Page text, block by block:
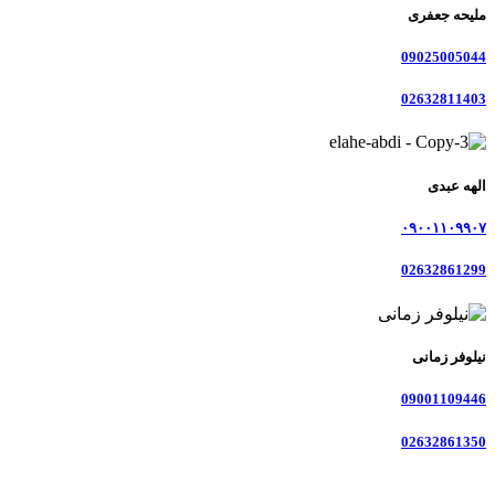
ملیحه جعفری
09025005044
02632811403
الهه عبدی
۰۹۰۰۱۱۰۹۹۰۷
02632861299
نیلوفر زمانی
09001109446
02632861350